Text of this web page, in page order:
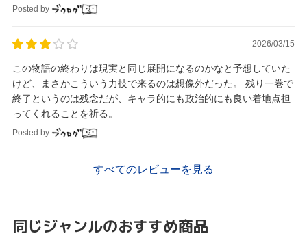
Posted by
2026/03/15
この物語の終わりは現実と同じ展開になるのかなと予想していた
けど、まさかこういう力技で来るのは想像外だった。 残り一巻で
終了というのは残念だが、キャラ的にも政治的にも良い着地点担
ってくれることを祈る。
Posted by
すべてのレビューを見る
同じジャンルのおすすめ商品